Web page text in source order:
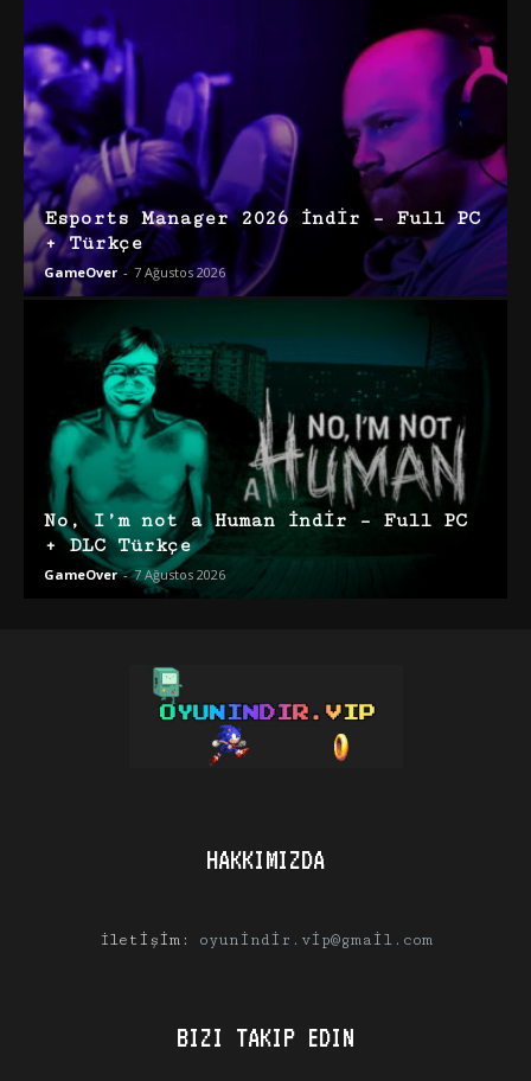
Esports Manager 2026 İndir – Full PC
+ Türkçe
GameOver - 7 Ağustos 2026
No, I’m not a Human İndir – Full PC
+ DLC Türkçe
GameOver - 7 Ağustos 2026
HAKKIMIZDA
İletişim: oyunindir.vip@gmail.com
BIZI TAKIP EDIN